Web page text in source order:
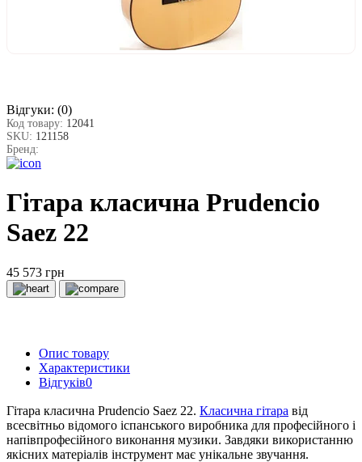
Відгуки: (0)
Код товару: 12041
SKU: 121158
Бренд:
Гітара класична Prudencio
Saez 22
45 573 грн
Опис товару
Характеристики
Відгуків0
Гітара класична Prudencio Saez 22. Класична гітара від
всесвітньо відомого іспанського виробника для професійного і
напівпрофесійного виконання музики. Завдяки використанню
якісних матеріалів інструмент має унікальне звучання.